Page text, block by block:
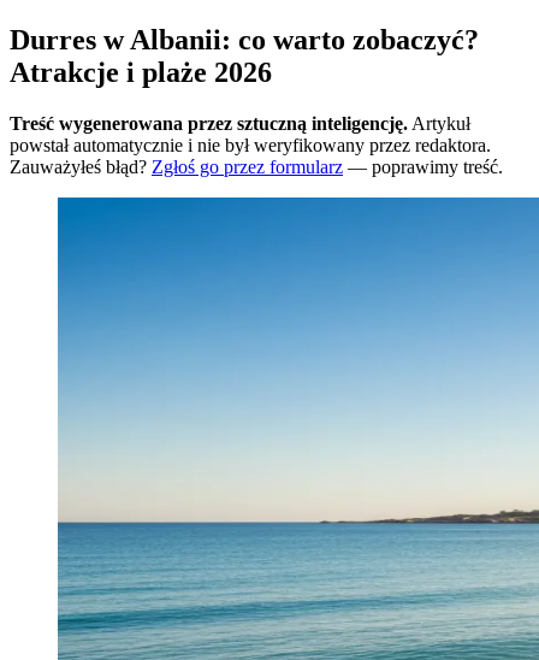
Durres w Albanii: co warto zobaczyć?
Atrakcje i plaże 2026
Treść wygenerowana przez sztuczną inteligencję. Artykuł
powstał automatycznie i nie był weryfikowany przez redaktora.
Zauważyłeś błąd? Zgłoś go przez formularz — poprawimy treść.